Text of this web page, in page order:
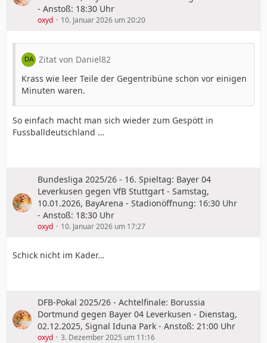
- Anstoß: 18:30 Uhr
oxyd 10. Januar 2026 um 20:20
Zitat von Daniel82
Krass wie leer Teile der Gegentribüne schon vor einigen
Minuten waren.
So einfach macht man sich wieder zum Gespött in
Fussballdeutschland …
Bundesliga 2025/26 - 16. Spieltag: Bayer 04
Leverkusen gegen VfB Stuttgart - Samstag,
10.01.2026, BayArena - Stadionöffnung: 16:30 Uhr
- Anstoß: 18:30 Uhr
oxyd 10. Januar 2026 um 17:27
Schick nicht im Kader…
DFB-Pokal 2025/26 - Achtelfinale: Borussia
Dortmund gegen Bayer 04 Leverkusen - Dienstag,
02.12.2025, Signal Iduna Park - Anstoß: 21:00 Uhr
oxyd 3. Dezember 2025 um 11:16